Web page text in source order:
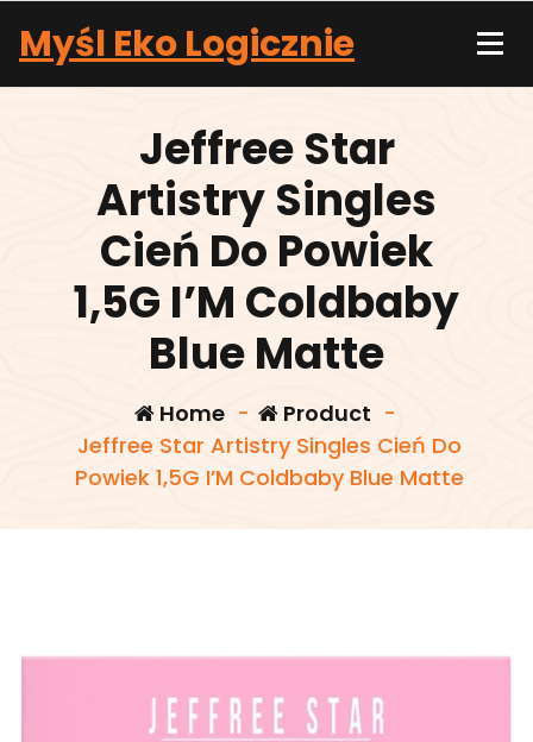
content
Myśl Eko Logicznie
Jeffree Star
Artistry Singles
Cień Do Powiek
1,5G I’M Coldbaby
Blue Matte
Home- Product -
Jeffree Star Artistry Singles Cień Do
Powiek 1,5G I’M Coldbaby Blue Matte